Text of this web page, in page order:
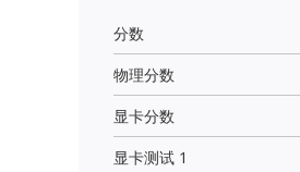
分数
物理分数
显卡分数
显卡测试 1